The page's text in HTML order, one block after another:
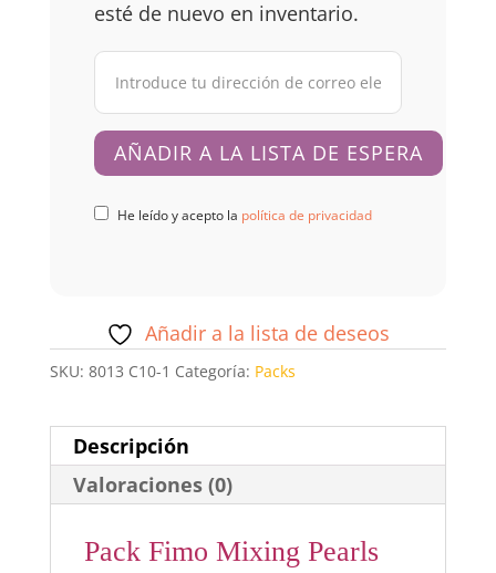
esté de nuevo en inventario.
He leído y acepto la política de privacidad
Añadir a la lista de deseos
SKU: 8013 C10-1 Categoría: Packs
Descripción
Valoraciones (0)
Pack Fimo Mixing Pearls